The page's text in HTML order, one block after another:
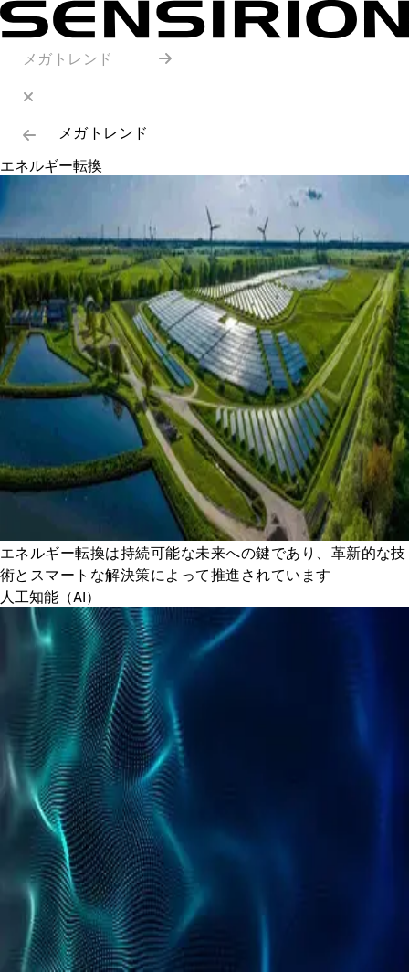
メガトレンド
メガトレンド
エネルギー転換
エネルギー転換は持続可能な未来への鍵であり、革新的な技
術とスマートな解決策によって推進されています
人工知能（AI）